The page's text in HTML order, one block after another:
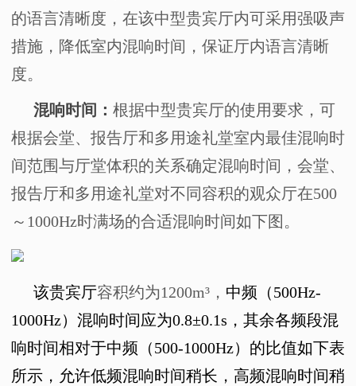
的语言清晰度，在该中型贵宾厅内可采用强吸声
措施，降低室内混响时间，保证厅内语言清晰
度。
混响时间： 根据中型贵宾厅的使用要求，可
根据会堂、报告厅和多用途礼堂室内最佳混响时
间范围与厅堂体积的关系确定混响时间，会堂、
报告厅和多用途礼堂对不同容积的观众厅在500
～ 1000Hz时满场的合适混响时间如下图。
该贵宾厅容积约为1200m³， 中频（500Hz-
1000Hz）混响时间应为0.8±0.1s ，其余各频段混
响时间相对于中频（500-1000Hz）的比值如下表
所示，允许低频混响时间稍长，高频混响时间稍